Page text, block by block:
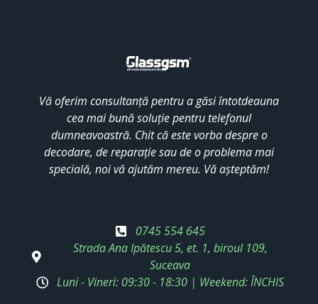
Vă oferim consultanță pentru a găsi întotdeauna
cea mai bună soluție pentru telefonul
dumneavoastră. Chit că este vorba despre o
decodare, de reparație sau de o problema mai
specială, noi vă ajutăm mereu. Vă așteptăm!
0745 554 645
Strada Ana Ipătescu 5, et. 1, biroul 109,
Suceava
Luni - Vineri: 09:30 - 18:30 | Weekend: ÎNCHIS